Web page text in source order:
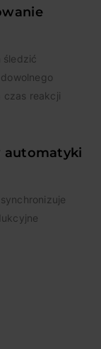
śledzić
czas reakcji
automatyki